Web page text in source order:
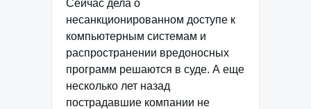
Сейчас дела о
несанкционированном доступе к
компьютерным системам и
распространении вредоносных
программ решаются в суде. А еще
несколько лет назад
пострадавшие компании не